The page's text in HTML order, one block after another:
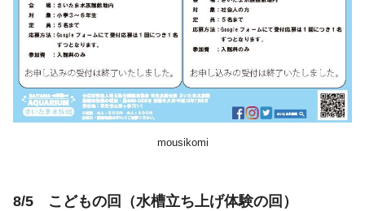
mousikomi
8/5 こどもの回（水槽立ち上げ体験の回）